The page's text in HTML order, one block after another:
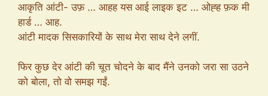
आकृति आंटी- उफ़ … आहह यस आई लाइक इट … ओह्ह फ़क मी
हार्ड … आह.
आंटी मादक सिसकारियों के साथ मेरा साथ देने लगीं.
फिर कुछ देर आंटी की चूत चोदने के बाद मैंने उनको जरा सा उठने
को बोला, तो वो समझ गईं.